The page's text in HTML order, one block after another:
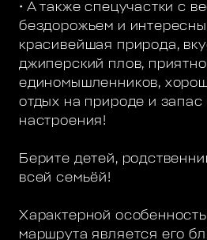
• А также спецучастки с
бездорожьем и
красивейшая природа,
джиперский плов,
единомышленников,
отдых на природе и запас
настроения!
Берите детей,
всей семьёй!
Характерной
маршрута является его